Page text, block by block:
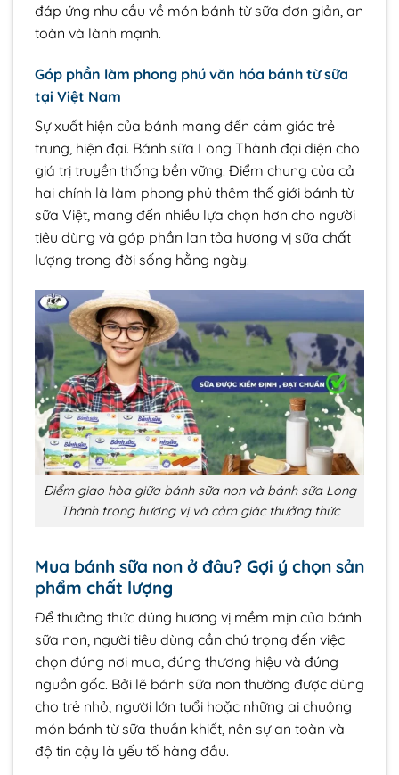
đáp ứng nhu cầu về món bánh từ sữa đơn giản, an
toàn và lành mạnh.
Góp phần làm phong phú văn hóa bánh từ sữa
tại Việt Nam
Sự xuất hiện của bánh mang đến cảm giác trẻ
trung, hiện đại. Bánh sữa Long Thành đại diện cho
giá trị truyền thống bền vững. Điểm chung của cả
hai chính là làm phong phú thêm thế giới bánh từ
sữa Việt, mang đến nhiều lựa chọn hơn cho người
tiêu dùng và góp phần lan tỏa hương vị sữa chất
lượng trong đời sống hằng ngày.
Điểm giao hòa giữa bánh sữa non và bánh sữa Long
Thành trong hương vị và cảm giác thưởng thức
Mua bánh sữa non ở đâu? Gợi ý chọn sản
phẩm chất lượng
Để thưởng thức đúng hương vị mềm mịn của bánh
sữa non, người tiêu dùng cần chú trọng đến việc
chọn đúng nơi mua, đúng thương hiệu và đúng
nguồn gốc. Bởi lẽ bánh sữa non thường được dùng
cho trẻ nhỏ, người lớn tuổi hoặc những ai chuộng
món bánh từ sữa thuần khiết, nên sự an toàn và
độ tin cậy là yếu tố hàng đầu.